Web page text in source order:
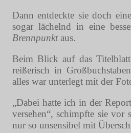
Dann entdeckte sie doch
sogar lächelnd in eine
Brennpunktaus.
Beim Blick auf das
reißerisch in
alles war unterlegt mit der
„Dabei hatte ich in der
versehen“, schimpfte sie vor
nur so unsensibel mit